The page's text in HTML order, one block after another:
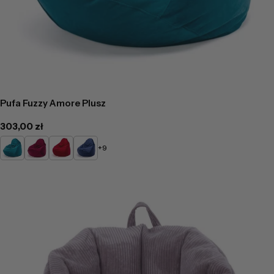
Pufa Fuzzy Amore Plusz
Cena
regularna
303,00 zł
TurkusowyBordowyCzerwonyNiebieski
+9